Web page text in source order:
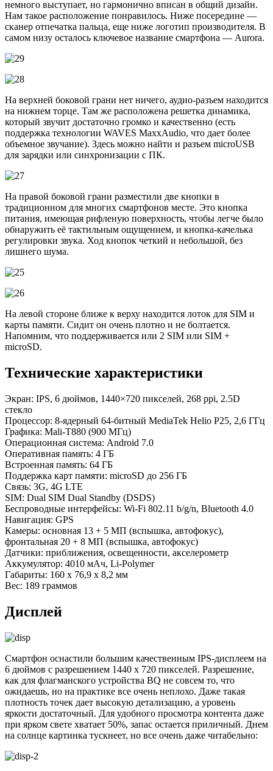
немного выступает, но гармонично вписан в общий дизайн.
Нам такое расположение понравилось. Ниже посередине —
сканер отпечатка пальца, еще ниже логотип производителя. В
самом низу осталось ключевое название смартфона — Aurora.
На верхней боковой грани нет ничего, аудио-разъем находится
на нижнем торце. Там же расположена решетка динамика,
который звучит достаточно громко и качественно (есть
поддержка технологии WAVES MaxxAudio, что дает более
объемное звучание). Здесь можно найти и разъем microUSB
для зарядки или синхронизации с ПК.
На правой боковой грани разместили две кнопки в
традиционном для многих смартфонов месте. Это кнопка
питания, имеющая рифленую поверхность, чтобы легче было
обнаружить её тактильным ощущением, и кнопка-качелька
регулировки звука. Ход кнопок четкий и небольшой, без
лишнего шума.
На левой стороне ближе к верху находится лоток для SIM и
карты памяти. Сидит он очень плотно и не болтается.
Напомним, что поддерживается или 2 SIM или SIM +
microSD.
Технические характеристики
Экран: IPS, 6 дюймов, 1440×720 пикселей, 268 ppi, 2.5D
стекло
Процессор: 8-ядерный 64-битный MediaTek Helio P25, 2,6 ГГц
Графика: Mali-T880 (900 МГц)
Операционная система: Android 7.0
Оперативная память: 4 ГБ
Встроенная память: 64 ГБ
Поддержка карт памяти: microSD до 256 ГБ
Связь: 3G, 4G LTE
SIM: Dual SIM Dual Standby (DSDS)
Беспроводные интерфейсы: Wi­-Fi 802.11 b/g/n, Bluetooth 4.0
Навигация: GPS
Камеры: основная 13 + 5 МП (вспышка, автофокус),
фронтальная 20 + 8 МП (вспышка, автофокус)
Датчики: приближения, освещенности, акселерометр
Аккумулятор: 4010 мАч, Li-Polymer
Габариты: 160 х 76,9 х 8,2 мм
Вес: 189 граммов
Дисплей
Смартфон оснастили большим качественным IPS-дисплеем на
6 дюймов с разрешением 1440 х 720 пикселей. Разрешение,
как для флагманского устройства BQ не совсем то, что
ожидаешь, но на практике все очень неплохо. Даже такая
плотность точек дает высокую детализацию, а уровень
яркости достаточный. Для удобного просмотра контента даже
при ярком свете хватает 50%, запас остается приличный. Днем
на солнце картинка тускнеет, но все очень даже читабельно: